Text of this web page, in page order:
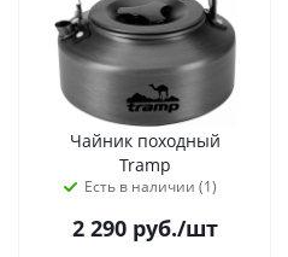
Чайник походный
Tramp
Есть в наличии (1)
2 290 руб./шт